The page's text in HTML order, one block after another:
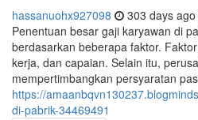
hassanuohx927098 303 days ago
Penentuan besar gaji karyawan di
berdasarkan beberapa faktor.
kerja, dan capaian. Selain itu,
mempertimbangkan persyaratan
https://
di-pabrik-34469491